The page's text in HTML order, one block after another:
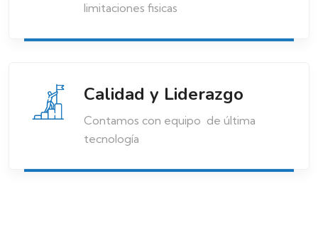
limitaciones fisicas
Calidad y Liderazgo
Contamos con equipo de última
tecnología